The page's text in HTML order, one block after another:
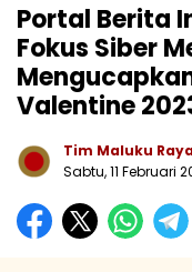
Portal Berita
Fokus Siber
Valentine
Tim Maluku
Sabtu, 11 Februari